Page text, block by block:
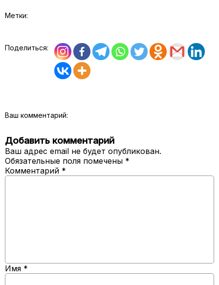
Метки:
Поделиться:
Ваш комментарий:
Добавить комментарий
Ваш адрес email не будет опубликован.
Обязательные поля помечены *
Комментарий *
Имя *